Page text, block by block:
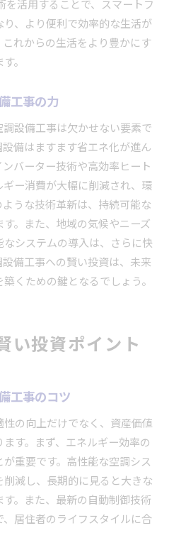
を活用することで、スマートフ
、より便利で効率的な生活が
れからの生活をより豊かにす
。
工事の力
設備工事は欠かせない要素で
備はますます省エネ化が進ん
バーター技術や高効率ヒート
ー消費が大幅に削減され、環
うな技術革新は、持続可能な
。また、地域の気候やニーズ
システムの導入は、さらに快
備工事への賢い投資は、未来
くための鍵となるでしょう。
い投資ポイント
工事のコツ
の向上だけでなく、資産価値
す。まず、エネルギー効率の
重要です。高性能な空調シス
減し、長期的に見ると大きな
。また、最新の自動制御技術
居住者のライフスタイルに合